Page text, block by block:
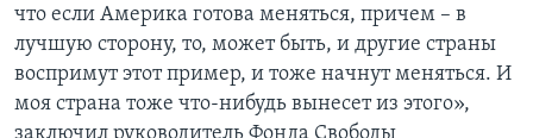
что если Америка готова меняться, причем – в
лучшую сторону, то, может быть, и другие страны
воспримут этот пример, и тоже начнут меняться. И
моя страна тоже что-нибудь вынесет из этого»,